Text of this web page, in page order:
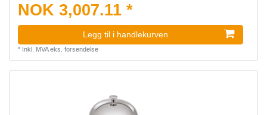
NOK 3,007.11 *
Legg til i handlekurven
* Inkl. MVAeks. forsendelse